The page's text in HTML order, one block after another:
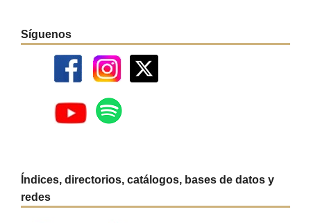
Síguenos
Índices, directorios, catálogos, bases de datos y
redes